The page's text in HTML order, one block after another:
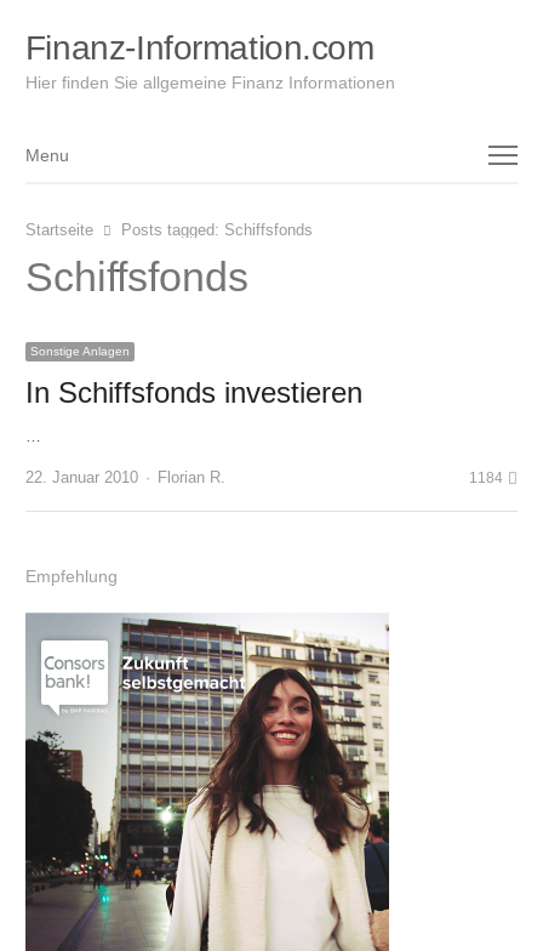
Finanz-Information.com
Hier finden Sie allgemeine Finanz Informationen
Menu
Menu
Startseite Posts tagged: Schiffsfonds
Schiffsfonds
Sonstige Anlagen
In Schiffsfonds investieren
…
22. Januar 2010 Author
Florian R. 1184
Empfehlung